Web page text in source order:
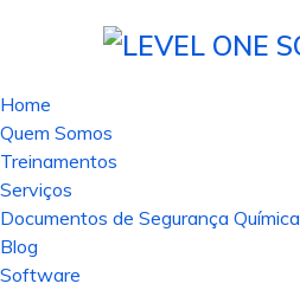
Home
Quem Somos
Treinamentos
Serviços
Documentos de Segurança Química
Blog
Software